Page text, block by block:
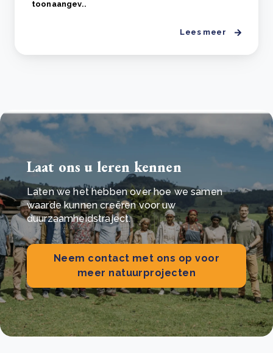
toonaangev..
Lees meer
Laat ons u leren kennen
Laten we het hebben over hoe we samen
waarde kunnen creëren voor uw
duurzaamheidstraject.
Neem contact met ons op voor
meer natuurprojecten